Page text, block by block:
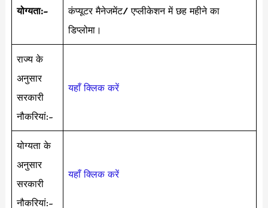
योग्यता:-
कंप्यूटर मैनेजमेंट/ एप्लीकेशन में छह महीने का
डिप्लोमा।
राज्य के
अनुसार
सरकारी
नौकरियां:-
यहाँ क्लिक करें
योग्यता के
अनुसार
सरकारी
नौकरियां:-
यहाँ क्लिक करें